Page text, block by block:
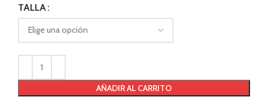
TALLA
AÑADIR AL CARRITO